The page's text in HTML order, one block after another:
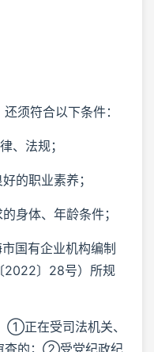
须符合以下条件：
、法规；
的职业素养；
身体、年龄条件；
国有企业机构编制
2022〕28号）所规
①正在受司法机关、
查的；②受党纪政纪